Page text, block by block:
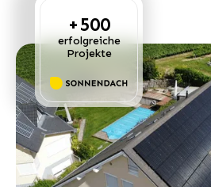
+500
erfolgreiche
Projekte